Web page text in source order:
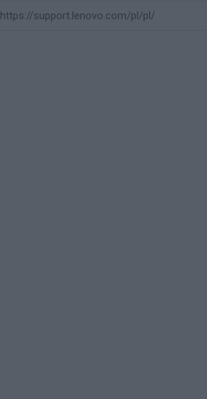
https://support.lenovo.com/pl/pl/